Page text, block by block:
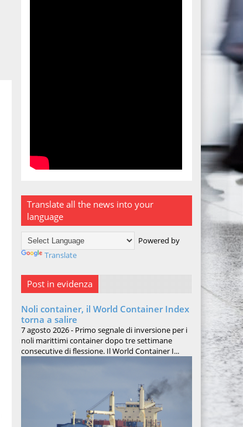
Translate all the news into your
language
Powered by
Translate
Post in evidenza
Noli container, il World Container Index
torna a salire
7 agosto 2026 - Primo segnale di inversione per i
noli marittimi container dopo tre settimane
consecutive di flessione. Il World Container I...